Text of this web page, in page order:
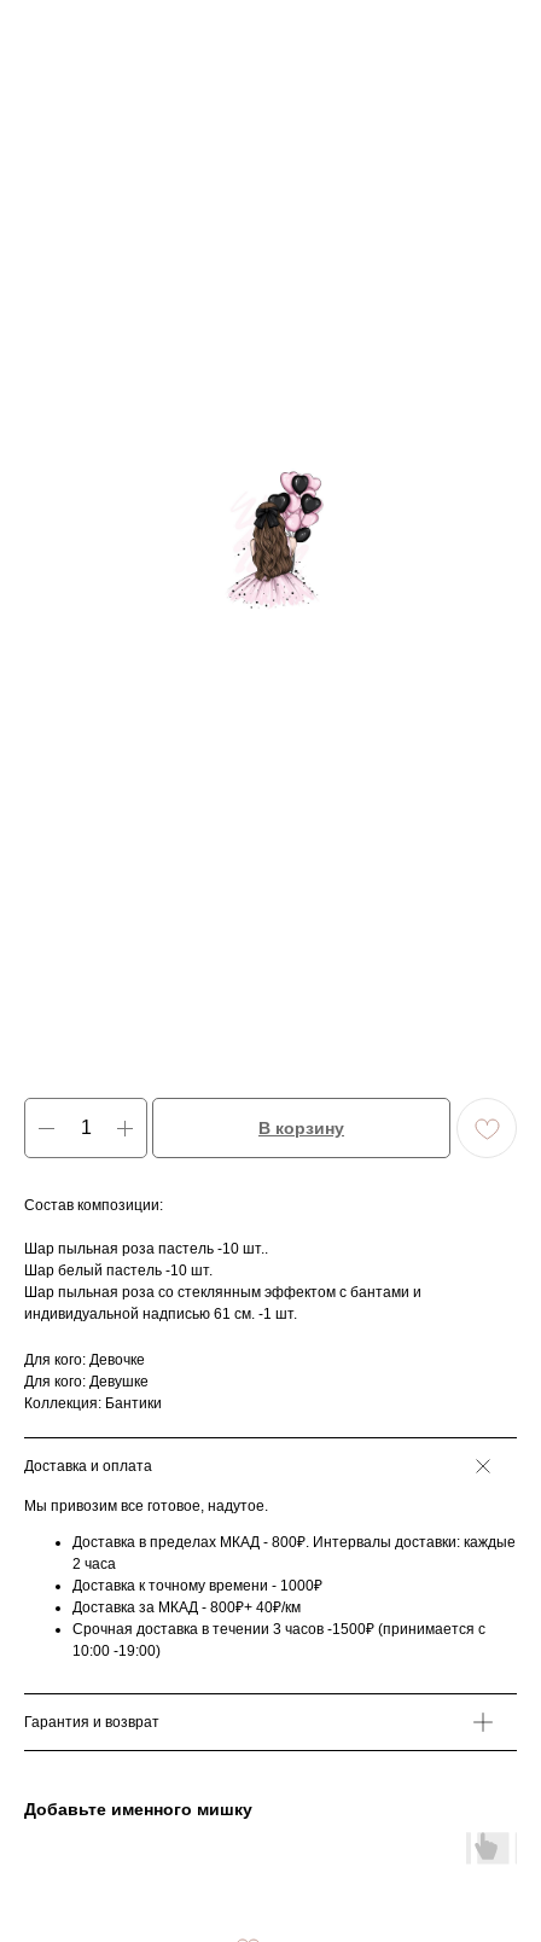
В корзину
Состав композиции:
Шар пыльная роза пастель -10 шт..
Шар белый пастель -10 шт.
Шар пыльная роза со стеклянным эффектом с бантами и
индивидуальной надписью 61 см. -1 шт.
Для кого: Девочке
Для кого: Девушке
Коллекция: Бантики
Доставка и оплата
Мы привозим все готовое, надутое.
Доставка в пределах МКАД - 800₽. Интервалы доставки: каждые
2 часа
Доставка к точному времени - 1000₽
Доставка за МКАД - 800₽+ 40₽/км
Срочная доставка в течении 3 часов -1500₽ (принимается с
10:00 -19:00)
Гарантия и возврат
Добавьте именного мишку